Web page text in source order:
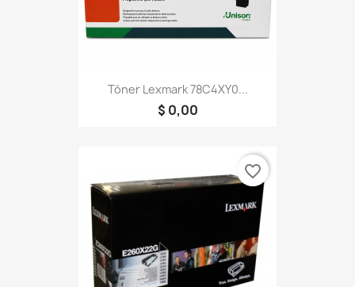
Tóner Lexmark 78C4XY0...
$ 0,00
favorite_border